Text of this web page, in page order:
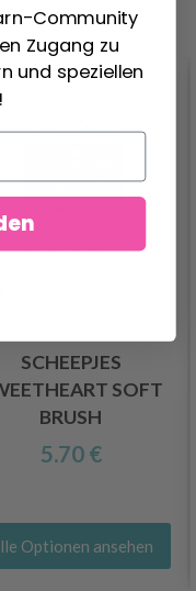
SCHEEPJES
SOFT
BRUSH
5.70 €
Optionen ansehen
Community
Zugang zu
und speziellen